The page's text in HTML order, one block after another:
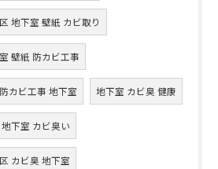
地下室 壁紙 カビ取り
壁紙 防カビ工事
カビ工事 地下室 地下室 カビ臭 健康
下室 カビ臭い
カビ臭 地下室